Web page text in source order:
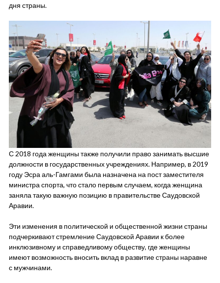
дня страны.
С 2018 года женщины также получили право занимать высшие
должности в государственных учреждениях. Например, в 2019
году Эсра аль-Гамгами была назначена на пост заместителя
министра спорта, что стало первым случаем, когда женщина
заняла такую важную позицию в правительстве Саудовской
Аравии.
Эти изменения в политической и общественной жизни страны
подчеркивают стремление Саудовской Аравии к более
инклюзивному и справедливому обществу, где женщины
имеют возможность вносить вклад в развитие страны наравне
с мужчинами.